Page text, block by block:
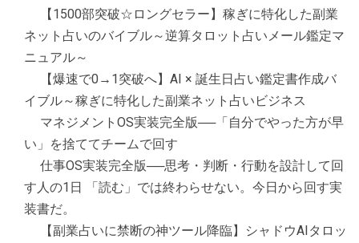
【1500部突破☆ロングセラー】稼ぎに特化した副業
ネット占いのバイブル～逆算タロット占いメール鑑定マ
ニュアル～
【爆速で0→1突破へ】AI × 誕生日占い鑑定書作成バ
イブル～稼ぎに特化した副業ネット占いビジネス
マネジメントOS実装完全版──「自分でやった方が早
い」を捨ててチームで回す
仕事OS実装完全版──思考・判断・行動を設計して回
す人の1日 「読む」では終わらせない。今日から回す実
装書だ。
【副業占いに禁断の神ツール降臨】シャドウAIタロッ